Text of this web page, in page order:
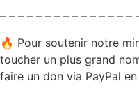
– – – – – – – – – – – – – – –
🔥 Pour soutenir notre
toucher un plus grand
faire un don via PayPal